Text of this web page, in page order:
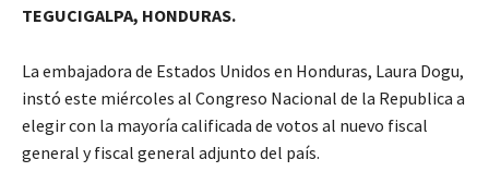
TEGUCIGALPA, HONDURAS.
La embajadora de Estados Unidos en Honduras, Laura Dogu,
instó este miércoles al Congreso Nacional de la Republica a
elegir con la mayoría calificada de votos al nuevo fiscal
general y fiscal general adjunto del país.